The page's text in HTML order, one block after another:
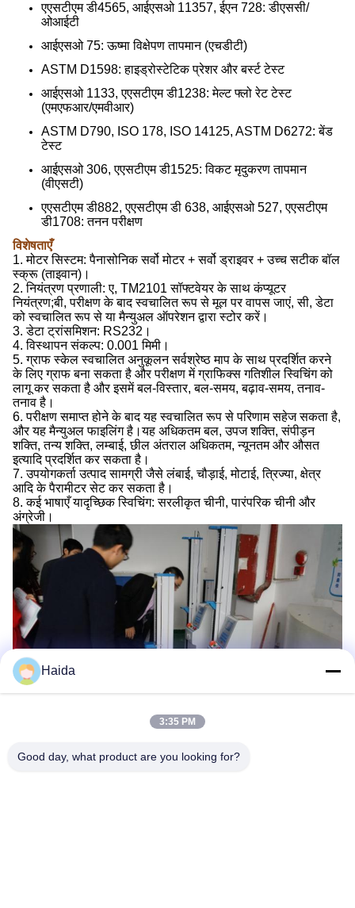
एएसटीएम डी4565, आईएसओ 11357, ईएन 728: डीएससी/
ओआईटी
आईएसओ 75: ऊष्मा विक्षेपण तापमान (एचडीटी)
ASTM D1598: हाइड्रोस्टेटिक प्रेशर और बर्स्ट टेस्ट
आईएसओ 1133, एएसटीएम डी1238: मेल्ट फ्लो रेट टेस्ट
(एमएफआर/एमवीआर)
ASTM D790, ISO 178, ISO 14125, ASTM D6272: बेंड
टेस्ट
आईएसओ 306, एएसटीएम डी1525: विकट मृदुकरण तापमान
(वीएसटी)
एएसटीएम डी882, एएसटीएम डी 638, आईएसओ 527, एएसटीएम
डी1708: तनन परीक्षण
विशेषताएँ
1. मोटर सिस्टम: पैनासोनिक सर्वो मोटर + सर्वो ड्राइवर + उच्च सटीक बॉल
स्क्रू (ताइवान)।
2. नियंत्रण प्रणाली: ए, TM2101 सॉफ्टवेयर के साथ कंप्यूटर
नियंत्रण;बी, परीक्षण के बाद स्वचालित रूप से मूल पर वापस जाएं, सी, डेटा
को स्वचालित रूप से या मैन्युअल ऑपरेशन द्वारा स्टोर करें।
3. डेटा ट्रांसमिशन: RS232।
4. विस्थापन संकल्प: 0.001 मिमी।
5. ग्राफ स्केल स्वचालित अनुकूलन सर्वश्रेष्ठ माप के साथ प्रदर्शित करने
के लिए ग्राफ बना सकता है और परीक्षण में ग्राफिक्स गतिशील स्विचिंग को
लागू कर सकता है और इसमें बल-विस्तार, बल-समय, बढ़ाव-समय, तनाव-
तनाव है।
6. परीक्षण समाप्त होने के बाद यह स्वचालित रूप से परिणाम सहेज सकता है,
और यह मैन्युअल फाइलिंग है।यह अधिकतम बल, उपज शक्ति, संपीड़न
शक्ति, तन्य शक्ति, लम्बाई, छील अंतराल अधिकतम, न्यूनतम और औसत
इत्यादि प्रदर्शित कर सकता है।
7. उपयोगकर्ता उत्पाद सामग्री जैसे लंबाई, चौड़ाई, मोटाई, त्रिज्या, क्षेत्र
आदि के पैरामीटर सेट कर सकता है।
8. कई भाषाएँ यादृच्छिक स्विचिंग: सरलीकृत चीनी, पारंपरिक चीनी और
अंग्रेजी।
टैग: यूनिवर्सल तनन परीक्षण मशीन
Haida
3:35 PM
Good day, what product are you looking for?